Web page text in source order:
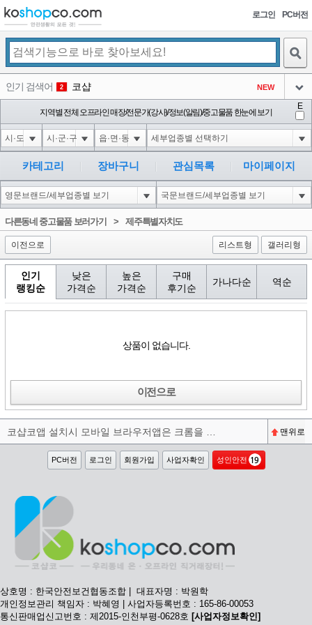
로그인 PC버전
인기 검색어 2 코샵 NEW
3 익스
아이콘
4 1'||DBMS_PIPE.RECEIVE_MESSAGE(CHR(98)||CHR(98)||CHR(98),15)||'
아이콘
5 1*DBMS_PIPE.RECEIVE_MESSAGE(CHR(99)||CHR(99)||CHR(99),15)
아이콘
1
6 1*if(now()=sysdate(),sleep(15),0)
아이콘
1
1
지역별 전체 오프라인 매장/전문가(강사)/정보(알림)/중고물품 한눈에 보기
E
카테고리 장바구니 관심목록 마이페이지
다른동네 중고물품 보러가기>제주특별자치도
이전으로 리스트형 갤러리형
인기
랭킹순
낮은
가격순
높은
가격순
구매
후기순
가나다순 역순
상품이 없습니다.
이전으로
맨위로
PC버전 로그인 회원가입 사업자확인 성인안전
상호명 : 한국안전보건협동조합 | 대표자명 : 박원학
개인정보관리 책임자 : 박혜영 | 사업자등록번호 : 165-86-00053
통신판매업신고번호 : 제2015-인천부평-0628호 [사업자정보확인]